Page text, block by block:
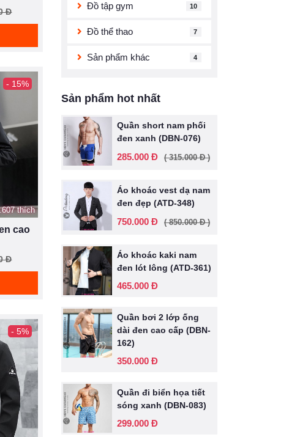
Đ
- 15%
thích
cao
Đ
- 5%
Đồ tập gym 10
Đồ thể thao 7
Sản phẩm khác 4
Sản phẩm hot nhất
Quần short nam phối
đen xanh (DBN-076)
285.000 Đ ( 315.000 Đ )
Áo khoác vest dạ nam
đen đẹp (ATD-348)
750.000 Đ ( 850.000 Đ )
Áo khoác kaki nam
đen lót lông (ATD-361)
465.000 Đ
Quần bơi 2 lớp ống
dài đen cao cấp (DBN-
162)
350.000 Đ
Quần đi biển họa tiết
sóng xanh (DBN-083)
299.000 Đ